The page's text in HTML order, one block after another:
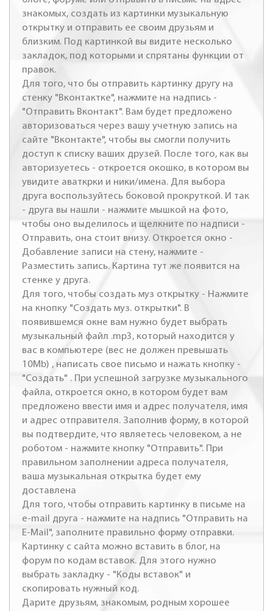
знакомых, создать из картинки музыкальную
открытку и отправить ее своим друзьям и
близким. Под картинкой вы видите несколько
закладок, под которыми и спрятаны функции от
правок.
Для того, что бы отправить картинку другу на
стенку "Вконтактке", нажмите на надпись -
"Отправить Вконтакт". Вам будет предложено
авторизоваться через вашу учетную запись на
сайте "Вконтакте", чтобы вы смогли получить
доступ к списку ваших друзей. После того, как вы
авторизуетесь - откроется окошко, в котором вы
увидите аваткрки и ники/имена. Для выбора
друга воспользуйтесь боковой прокруткой. И так
- друга вы нашли - нажмите мышкой на фото,
чтобы оно выделилось и щелкните по надписи -
Отправить, она стоит внизу. Откроется окно -
Добавление записи на стену, нажмите -
Разместить запись. Картина тут же появится на
стенке у друга.
Для того, чтобы создать муз открытку - Нажмите
на кнопку "Создать муз. открытки". В
появившемся окне вам нужно будет выбрать
музыкальный файл .mp3, который находится у
вас в компьютере (вес не должен превышать
10Mb) , написать свое письмо и нажать кнопку -
"Создать" . При успешной загрузке музыкального
файла, откроется окно, в котором будет вам
предложено ввести имя и адрес получателя, имя
и адрес отправителя. Заполнив форму, в которой
вы подтвердите, что являетесь человеком, а не
роботом - нажмите кнопку "Отправить". При
правильном заполнении адреса получателя,
ваша музыкальная открытка будет ему
доставлена
Для того, чтобы отправить картинку в письме на
e-mail друга - нажмите на надпись "Отправить на
E-Mail", заполните правильно форму отправки.
Картинку с сайта можно вставить в блог, на
форум по кодам вставок. Для этого нужно
выбрать закладку - "Коды вставок" и
скопировать нужный код.
Дарите друзьям, знакомым, родным хорошее